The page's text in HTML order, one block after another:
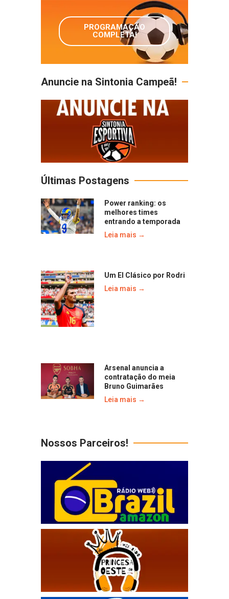
PROGRAMAÇÃO
COMPLETA!
Anuncie na Sintonia Campeã!
Últimas Postagens
Power ranking: os
melhores times
entrando a temporada
Leia mais →
Um El Clásico por Rodri
Leia mais →
Arsenal anuncia a
contratação do meia
Bruno Guimarães
Leia mais →
Nossos Parceiros!